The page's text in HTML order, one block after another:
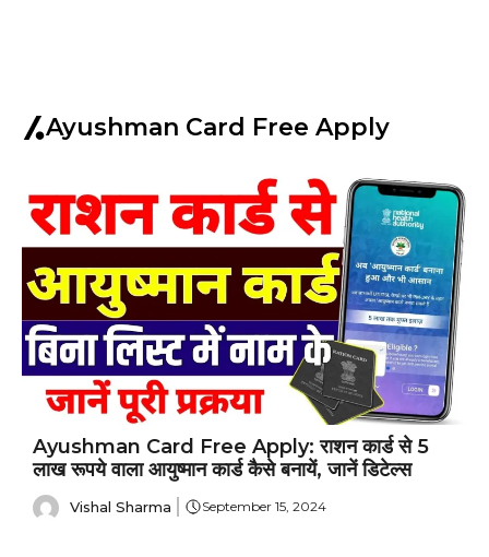
Ayushman Card Free Apply
Ayushman Card Free Apply: राशन कार्ड से 5
लाख रूपये वाला आयुष्मान कार्ड कैसे बनायें, जानें डिटेल्स
Vishal Sharma September 15, 2024